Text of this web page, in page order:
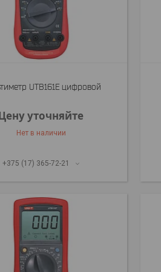
UTB161E цифровой
уточняйте
Нет в наличии
+375 (17) 365-72-21